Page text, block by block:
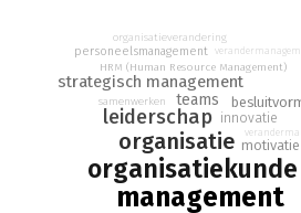
van deze managementcyclus leer je
manager te zijn.
Management is een dynamische
Management is dan ook zorgvuldig
zodat je een helder beeld krijgt van
een succesvolle manager te worden.
theorieën en concepten:
stemmen van echte managers, jong en
management
organisatiekunde
organisatie
leiderschap
teams
strategisch management
innovatie
motivatie
samenwerken
HRM (Human Resource Management)
personeelsmanagement
organisatieverandering